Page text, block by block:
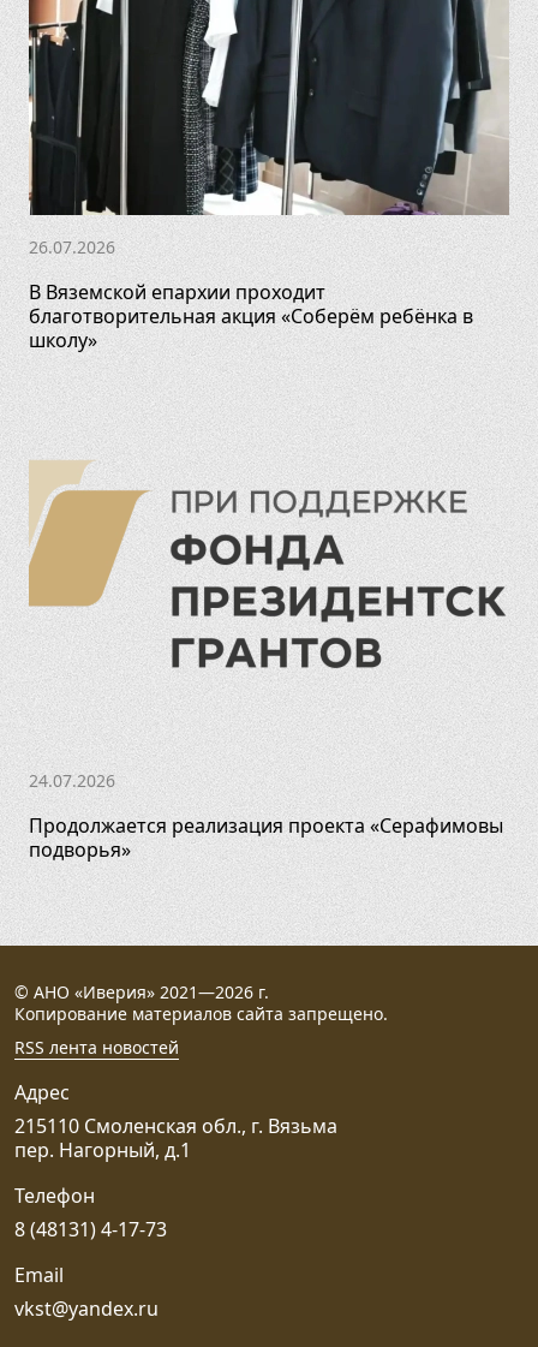
26.07.2026
В Вяземской епархии проходит
благотворительная акция «Соберём ребёнка в
школу»
24.07.2026
Продолжается реализация проекта «Серафимовы
подворья»
© АНО «Иверия» 2021—2026 г.
Копирование материалов сайта запрещено.
RSS лента новостей
Адрес
215110 Смоленская обл., г. Вязьма
пер. Нагорный, д.1
Телефон
8 (48131) 4-17-73
Email
vkst@yandex.ru